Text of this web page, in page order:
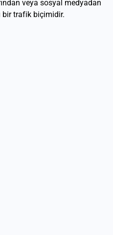
veya sosyal medyadan
bir trafik biçimidir.